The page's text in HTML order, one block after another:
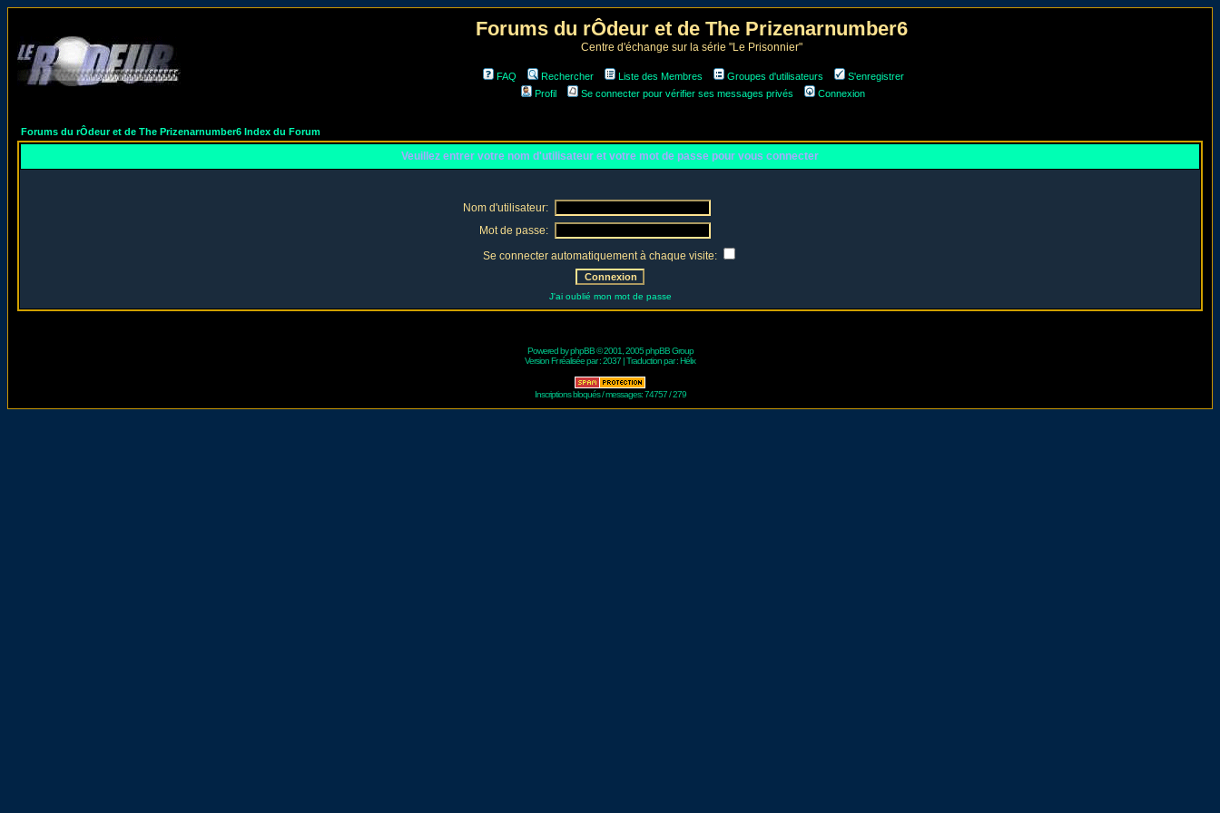
Forums du rÔdeur et de The Prizenarnumber6
Centre d'échange sur la série "Le Prisonnier"
FAQ Rechercher Liste des Membres Groupes d'utilisateurs
S'enregistrer
Profil
Se connecter pour vérifier ses messages privés Connexion
Forums du rÔdeur et de The Prizenarnumber6 Index du Forum
Veuillez entrer votre nom d'utilisateur et votre mot de passe pour vous connecter
Nom d'utilisateur:
Mot de passe:
Se connecter automatiquement à chaque visite:
J'ai oublié mon mot de passe
Powered byphpBB© 2001, 2005 phpBB Group
Version Fr réalisée par :2037 | Traduction par :Hélix
Inscriptions bloqués / messages: 74757 / 279